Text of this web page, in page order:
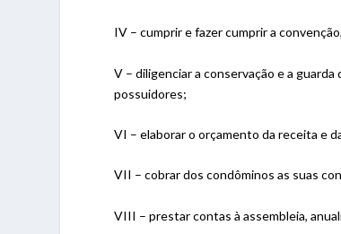
IV – cumprir e fazer cumprir a
V – diligenciar a conservação e a
possuidores;
VI – elaborar o orçamento da receita e
VII – cobrar dos condôminos as suas
VIII – prestar contas à assembleia,